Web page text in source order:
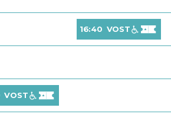
16:40 VOST
VOST